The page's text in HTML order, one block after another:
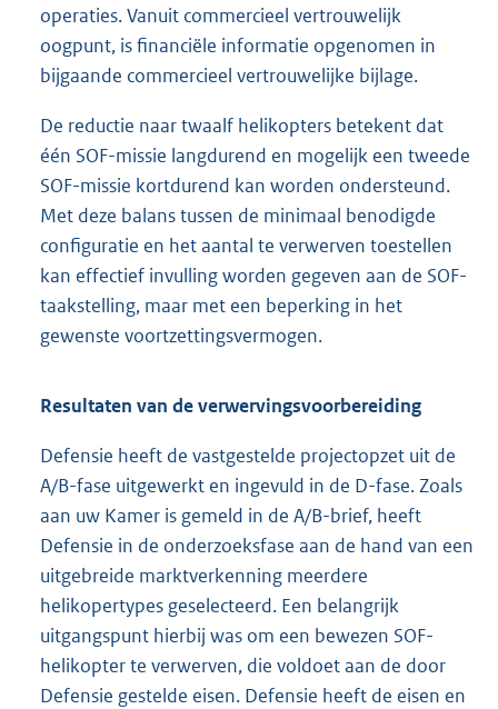
operaties. Vanuit commercieel vertrouwelijk
oogpunt, is financiële informatie opgenomen in
bijgaande commercieel vertrouwelijke bijlage.
De reductie naar twaalf helikopters betekent dat
één SOF-missie langdurend en mogelijk een tweede
SOF-missie kortdurend kan worden ondersteund.
Met deze balans tussen de minimaal benodigde
configuratie en het aantal te verwerven toestellen
kan effectief invulling worden gegeven aan de SOF-
taakstelling, maar met een beperking in het
gewenste voortzettingsvermogen.
Resultaten van de verwervingsvoorbereiding
Defensie heeft de vastgestelde projectopzet uit de
A/B-fase uitgewerkt en ingevuld in de D-fase. Zoals
aan uw Kamer is gemeld in de A/B-brief, heeft
Defensie in de onderzoeksfase aan de hand van een
uitgebreide marktverkenning meerdere
helikopertypes geselecteerd. Een belangrijk
uitgangspunt hierbij was om een bewezen SOF-
helikopter te verwerven, die voldoet aan de door
Defensie gestelde eisen. Defensie heeft de eisen en